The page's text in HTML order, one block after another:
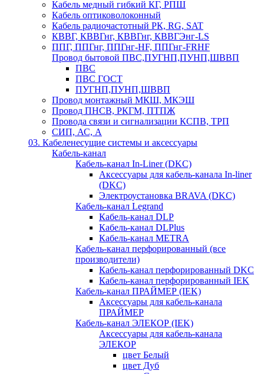
Кабель медный гибкий КГ, РПШ
Кабель оптиковолоконный
Кабель радиочастотный РК, RG, SAT
КВВГ, КВВГнг, КВВГнг, КВВГЭнг-LS
ППГ, ППГнг, ППГнг-HF, ППГнг-FRHF
Провод бытовой ПВС,ПУГНП,ПУНП,ШВВП
ПВС
ПВС ГОСТ
ПУГНП,ПУНП,ШВВП
Провод монтажный МКШ, МКЭШ
Провод ПНСВ, РКГМ, ПТПЖ
Провода связи и сигнализации КСПВ, ТРП
СИП, АС, А
03. Кабеленесущие системы и аксессуары
Кабель-канал
Кабель-канал In-Liner (DKC)
Аксессуары для кабель-канала In-liner
(DKC)
Электроустановка BRAVA (DKC)
Кабель-канал Legrand
Кабель-канал DLP
Кабель-канал DLPlus
Кабель-канал METRA
Кабель-канал перфорированный (все
производители)
Кабель-канал перфорированный DKC
Кабель-канал перфорированный IEK
Кабель-канал ПРАЙМЕР (IEK)
Аксессуары для кабель-канала
ПРАЙМЕР
Кабель-канал ЭЛЕКОР (IEK)
Аксессуары для кабель-канала
ЭЛЕКОР
цвет Белый
цвет Дуб